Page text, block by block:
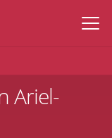
Ariel-